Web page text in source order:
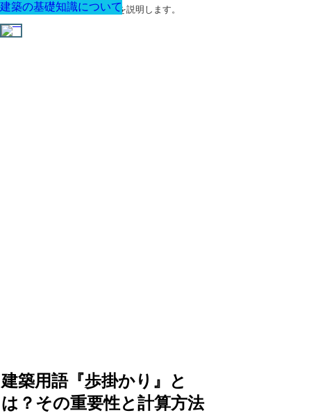
建築に関する用語と関連法令を説明します。
建築用語『歩掛かり』と
は？その重要性と計算方法
建築の基礎知識について
建築の基礎知識について
建築の基礎知識について
建築の基礎知識について
建築の基礎知識について
建築の基礎知識について
建築の基礎知識について